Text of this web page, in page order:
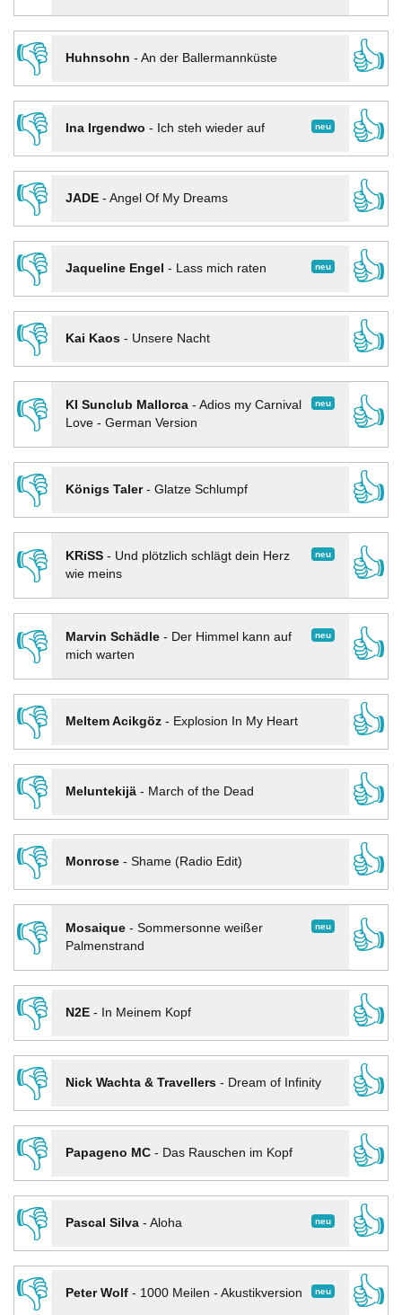
👎
Huhnsohn - An der Ballermannküste
👍
👎
neu
Ina Irgendwo - Ich steh wieder auf
👍
👎
JADE- Angel Of My Dreams
👍
👎
neu
Jaqueline Engel - Lass mich raten
👍
👎
Kai Kaos- Unsere Nacht
👍
👎
neu
KI Sunclub Mallorca- Adios my Carnival
Love - German Version
👍
👎
Königs Taler- Glatze Schlumpf
👍
👎
neu
KRiSS- Und plötzlich schlägt dein Herz
wie meins
👍
👎 neu
Marvin Schädle- Der Himmel kann auf
mich warten
👍
👎
Meltem Acikgöz- Explosion In My Heart
👍
👎
Meluntekijä- March of the Dead
👍
👎
Monrose- Shame (Radio Edit)
👍
👎
neu
Mosaique- Sommersonne weißer
Palmenstrand
👍
👎
N2E- In Meinem Kopf
👍
👎
Nick Wachta & Travellers- Dream of Infinity
👍
👎
Papageno MC- Das Rauschen im Kopf
👍
👎
neu
Pascal Silva- Aloha
👍
👎
neu
Peter Wolf- 1000 Meilen - Akustikversion
👍